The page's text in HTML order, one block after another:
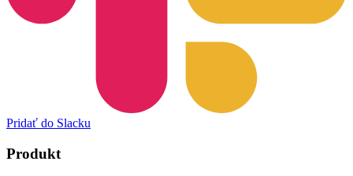
Pridať do Slacku
Produkt